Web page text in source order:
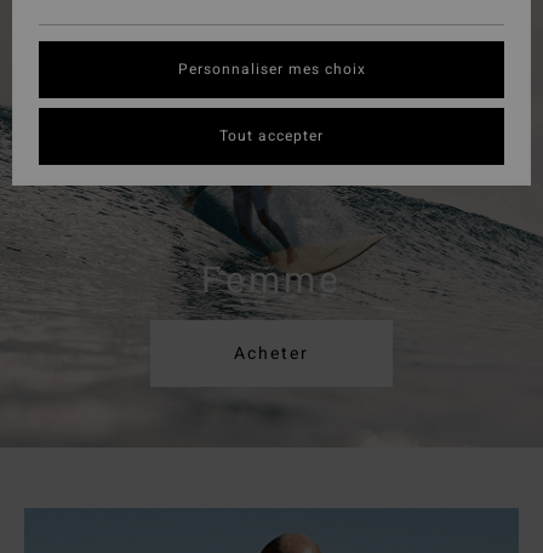
Femme
Acheter
Personnaliser mes choix
Tout accepter